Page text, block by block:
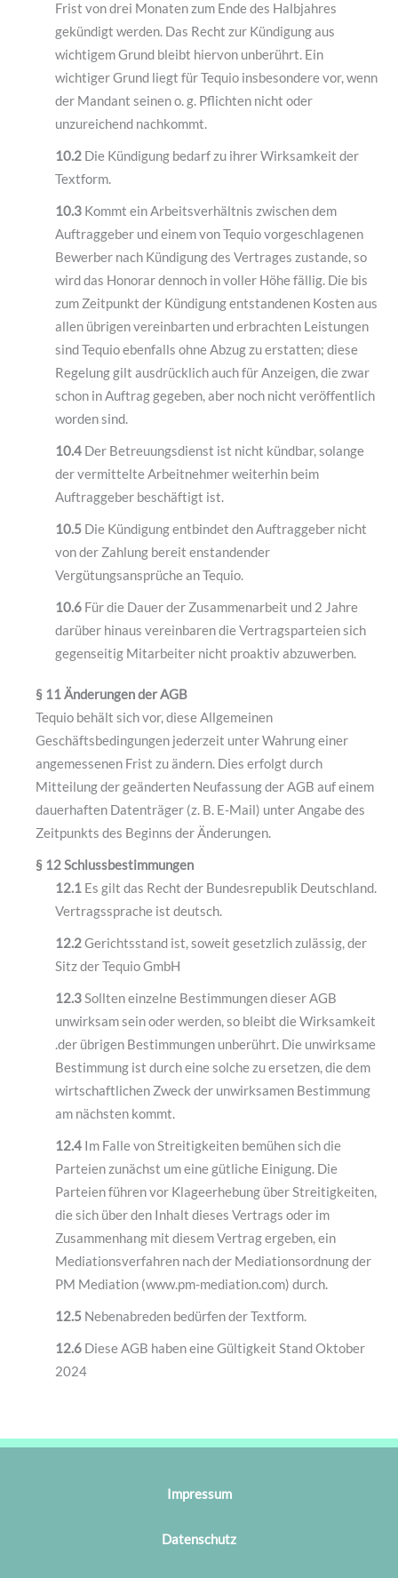
Frist von drei Monaten zum Ende des Halbjahres
gekündigt werden. Das Recht zur Kündigung aus
wichtigem Grund bleibt hiervon unberührt. Ein
wichtiger Grund liegt für Tequio insbesondere vor, wenn
der Mandant seinen o. g. Pflichten nicht oder
unzureichend nachkommt.
10.2Die Kündigung bedarf zu ihrer Wirksamkeit der
Textform.
10.3Kommt ein Arbeitsverhältnis zwischen dem
Auftraggeber und einem von Tequio vorgeschlagenen
Bewerber nach Kündigung des Vertrages zustande, so
wird das Honorar dennoch in voller Höhe fällig. Die bis
zum Zeitpunkt der Kündigung entstandenen Kosten aus
allen übrigen vereinbarten und erbrachten Leistungen
sind Tequio ebenfalls ohne Abzug zu erstatten; diese
Regelung gilt ausdrücklich auch für Anzeigen, die zwar
schon in Auftrag gegeben, aber noch nicht veröffentlich
worden sind.
10.4Der Betreuungsdienst ist nicht kündbar, solange
der vermittelte Arbeitnehmer weiterhin beim
Auftraggeber beschäftigt ist.
10.5Die Kündigung entbindet den Auftraggeber nicht
von der Zahlung bereit enstandender
Vergütungsansprüche an Tequio.
10.6Für die Dauer der Zusammenarbeit und 2 Jahre
darüber hinaus vereinbaren die Vertragsparteien sich
gegenseitig Mitarbeiter nicht proaktiv abzuwerben.
§ 11 Änderungen der AGB
Tequio behält sich vor, diese Allgemeinen
Geschäftsbedingungen jederzeit unter Wahrung einer
angemessenen Frist zu ändern. Dies erfolgt durch
Mitteilung der geänderten Neufassung der AGB auf einem
dauerhaften Datenträger (z. B. E-Mail) unter Angabe des
Zeitpunkts des Beginns der Änderungen.
§ 12 Schlussbestimmungen
12.1Es gilt das Recht der Bundesrepublik Deutschland.
Vertragssprache ist deutsch.
12.2Gerichtsstand ist, soweit gesetzlich zulässig, der
Sitz der Tequio GmbH
12.3Sollten einzelne Bestimmungen dieser AGB
unwirksam sein oder werden, so bleibt die Wirksamkeit
.der übrigen Bestimmungen unberührt. Die unwirksame
Bestimmung ist durch eine solche zu ersetzen, die dem
wirtschaftlichen Zweck der unwirksamen Bestimmung
am nächsten kommt.
12.4Im Falle von Streitigkeiten bemühen sich die
Parteien zunächst um eine gütliche Einigung. Die
Parteien führen vor Klageerhebung über Streitigkeiten,
die sich über den Inhalt dieses Vertrags oder im
Zusammenhang mit diesem Vertrag ergeben, ein
Mediationsverfahren nach der Mediationsordnung der
PM Mediation (www.pm-mediation.com) durch.
12.5Nebenabreden bedürfen der Textform.
12.6Diese AGB haben eine Gültigkeit Stand Oktober
2024
Impressum
Datenschutz